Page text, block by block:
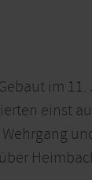
im
einst